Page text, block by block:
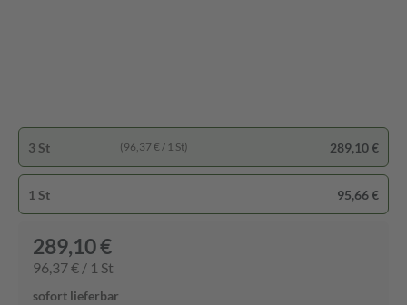
3 St (96,37 € / 1 St) 289,10 €
1 St 95,66 €
289,10 €
96,37 € / 1 St
sofort lieferbar